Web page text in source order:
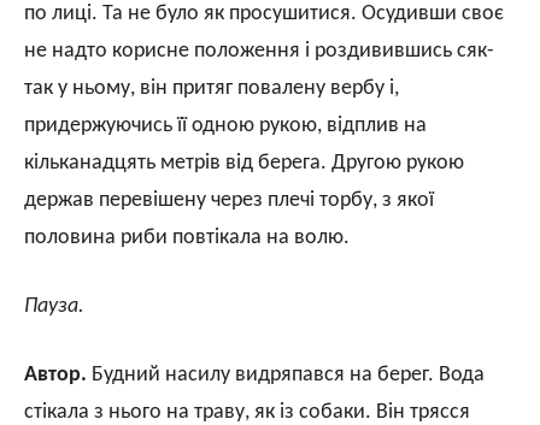
по лиці. Та не було як просушитися. Осудивши своє
не надто корисне положення і роздивившись сяк-
так у ньому, він притяг повалену вербу і,
придержуючись її одною рукою, відплив на
кільканадцять метрів від берега. Другою рукою
держав перевішену через плечі торбу, з якої
половина риби повтікала на волю.
Пауза.
Автор. Будний насилу видряпався на берег. Вода
стікала з нього на траву, як із собаки. Він трясся